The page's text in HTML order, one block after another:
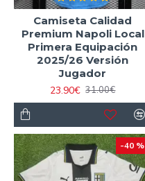
Camiseta Calidad
Premium Napoli Local
Primera Equipación
2025/26 Versión
Jugador
23.90€ 31.00€
-40 %